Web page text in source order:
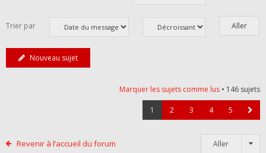
Trier par
Nouveau sujet
Marquer les sujets comme lus • 146 sujets
1 2 3 4 5
Revenir à l’accueil du forum Aller